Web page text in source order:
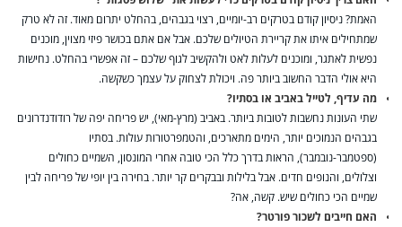
האמת? ניסיון קודם בטרקים רב-יומיים, רצוי בגבהים, בהחלט יתרום מאוד. זה לא טרק
שמתחילים איתו את קריירת הטיולים שלכם. אבל אם אתם בכושר פיזי מצוין, מוכנים
נפשית לאתגר, ומוכנים לעלות לאט ולהקשיב לגוף שלכם – זה אפשרי בהחלט. נחישות
היא אולי הדבר החשוב ביותר פה. ויכולת לצחוק על עצמך כשקשה.
מה עדיף, לטייל באביב או בסתיו?
שתי העונות נחשבות לטובות ביותר. באביב (מרץ-מאי), יש פריחה יפה של רודודנדרונים
בגבהים הנמוכים יותר, הימים מתארכים, והטמפרטורות עולות. בסתיו
(ספטמבר-נובמבר), הראות בדרך כלל הכי טובה אחרי המונסון, השמיים כחולים
וצלולים, והנופים חדים. אבל בלילות ובבקרים קר יותר. בחירה בין יופי של פריחה לבין
שמיים הכי כחולים שיש. קשה, אה?
האם חייבים לשכור פורטר?